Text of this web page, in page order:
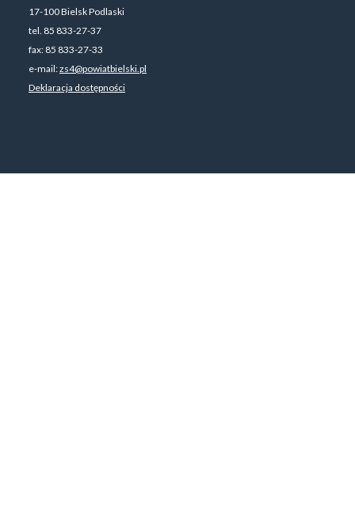
17-100 Bielsk Podlaski
tel. 85 833-27-37
fax: 85 833-27-33
e-mail:zs4@powiatbielski.pl
Deklaracja dostępności